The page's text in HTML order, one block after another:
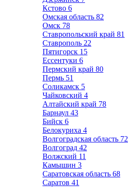
Кстово 6
Омская область 82
Омск 78
Ставропольский край 81
Ставрополь 22
Пятигорск 15
Ессентуки 6
Пермский край 80
Пермь 51
Соликамск 5
Чайковский 4
Алтайский край 78
Барнаул 43
Бийск 6
Белокуриха 4
Волгоградская область 72
Волгоград 42
Волжский 11
Камышин 3
Саратовская область 68
Саратов 41